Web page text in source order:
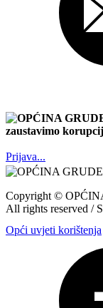
zaustavimo
Prijava...
Copyright ©
All rights reserved /
Opći uvjeti korištenja